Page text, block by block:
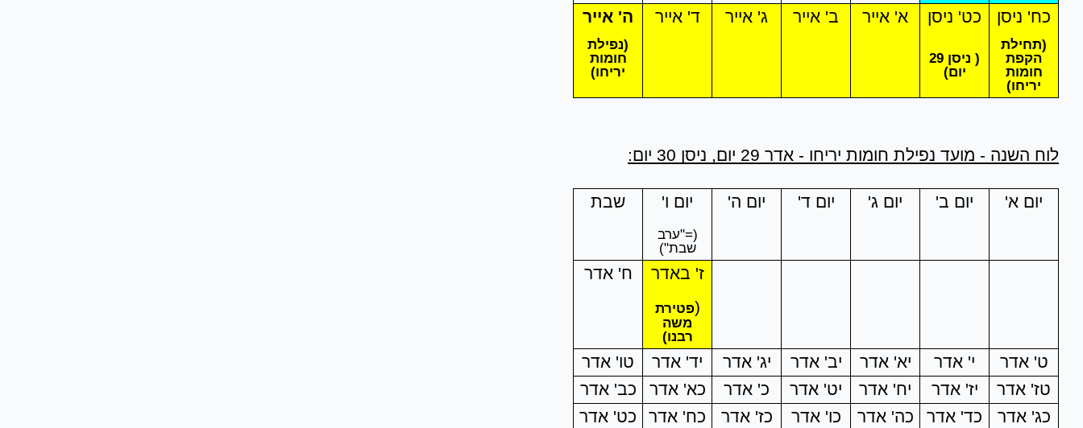
כח' ניסן
(תחילת
הקפת
חומות
יריחו)
כט' ניסן
( ניסן 29
יום)
א' אייר ב' אייר ג' אייר ד' אייר ה' אייר
(נפילת
חומות
יריחו)
לוח השנה - מועד נפילת חומות יריחו - אדר 29 יום, ניסן 30 יום:
יום א' יום ב' יום ג' יום ד' יום ה' יום ו'
(="ערב
שבת")
שבת
ז' באדר
(פטירת
משה
רבנו)
ח' אדר
ט' אדר י' אדר יא' אדר יב' אדר יג' אדר יד' אדר
טו' אדר
טז' אדר
יז' אדר יח' אדר יט' אדר כ' אדר כא' אדר
כב' אדר
כג' אדר
כד' אדר כה' אדר כו' אדר כז' אדר כח' אדר כט' אדר